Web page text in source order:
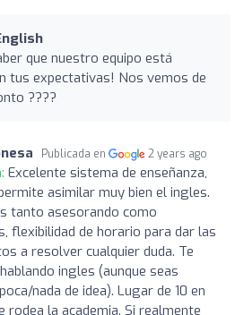
que nuestro equipo está
tus expectativas! Nos vemos de
????
Publicada en 2 years ago
Excelente sistema de enseñanza,
asimilar muy bien el ingles.
tanto asesorando como
flexibilidad de horario para dar las
a resolver cualquier duda. Te
ingles (aunque seas
nada de idea). Lugar de 10 en
la academia. Si realmente